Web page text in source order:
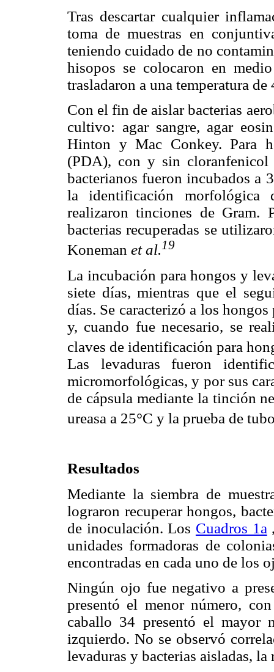
Tras descartar cualquier
toma de muestras en
teniendo cuidado de no
hisopos se colocaron en
trasladaron a una temperatura de
Con el fin de aislar bacterias
cultivo: agar sangre, agar
Hinton y Mac Conkey. Para
(PDA), con y sin
bacterianos fueron incubados a
la identificación morfológica
realizaron tinciones de Gram.
bacterias recuperadas se
Koneman et al.19
La incubación para hongos y
siete días, mientras que el
días. Se caracterizó a los
y, cuando fue necesario, se
claves de identificación para
Las levaduras fueron
micromorfológicas, y por sus
de cápsula mediante la tinción
ureasa a 25°C y la prueba de
Resultados
Mediante la siembra de
lograron recuperar hongos,
de inoculación. Los Cuadros 1a
unidades formadoras de
encontradas en cada uno de los
Ningún ojo fue negativo a
presentó el menor número,
caballo 34 presentó el mayor
izquierdo. No se observó
levaduras y bacterias aisladas,